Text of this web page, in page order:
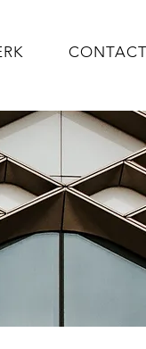
CONTACT